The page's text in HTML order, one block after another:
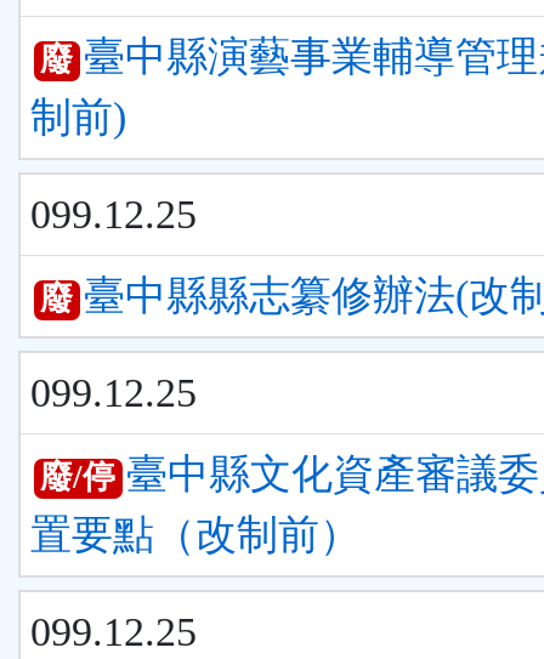
廢 臺中縣演藝事業輔導管
制前)
099.12.25
廢 臺中縣縣志纂修辦法(改
099.12.25
廢/停 臺中縣文化資產審議
置要點（改制前）
099.12.25